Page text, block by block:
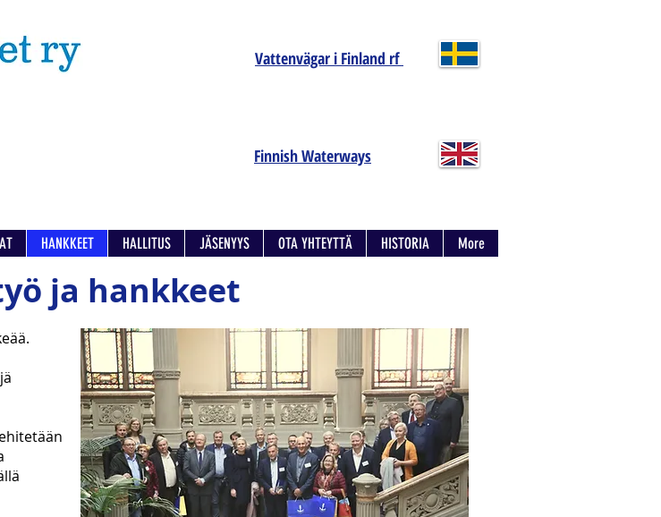
Vattenvägar i Finland rf
Finnish Waterways
HANKKEET HALLITUS JÄSENYYS OTA YHTEYTTÄ HISTORIA More
ja hankkeet